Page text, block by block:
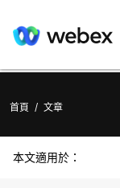
首頁 / 文章
本文適用於：